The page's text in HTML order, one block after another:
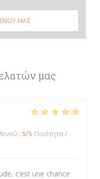
μας
: 5/5 Ποιότητα /
c’est une chance
ΜΑΣ